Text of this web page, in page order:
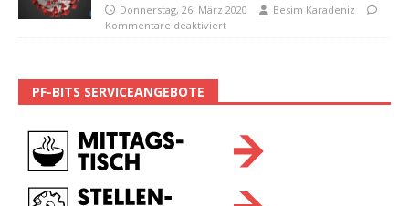
Donnerstag, 26. März 2020
Besim Karadeniz
Kommentare deaktiviert
PF-BITS SERVICEANGEBOTE